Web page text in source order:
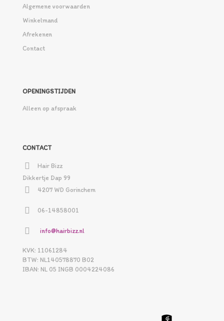
Algemene voorwaarden
Winkelmand
Afrekenen
Contact
OPENINGSTIJDEN
Alleen op afspraak
CONTACT
Hair Bizz
Dikkertje Dap 99
4207 WD Gorinchem
06-14858001
info@hairbizz.nl
KVK: 11061284
BTW: NL140578870 B02
IBAN: NL 05 INGB 0004224086